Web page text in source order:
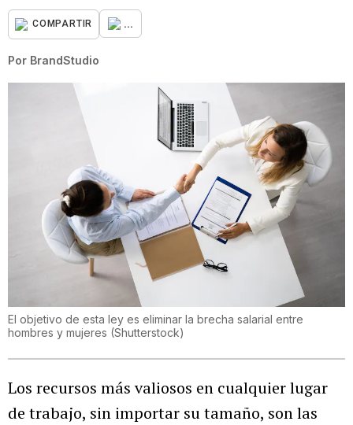
COMPARTIR ...
Por BrandStudio
El objetivo de esta ley es eliminar la brecha salarial entre
hombres y mujeres (Shutterstock)
Los recursos más valiosos en cualquier lugar
de trabajo, sin importar su tamaño, son las